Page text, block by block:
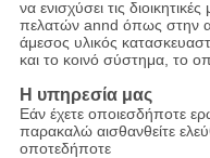
να ενισχύσει τις
πελατών annd όπως στην
άμεσος υλικός
και το κοινό σύστημα, το
Η υπηρεσία μας
Εάν έχετε οποιεσδήποτε
παρακαλώ αισθανθείτε
οποτεδήποτε